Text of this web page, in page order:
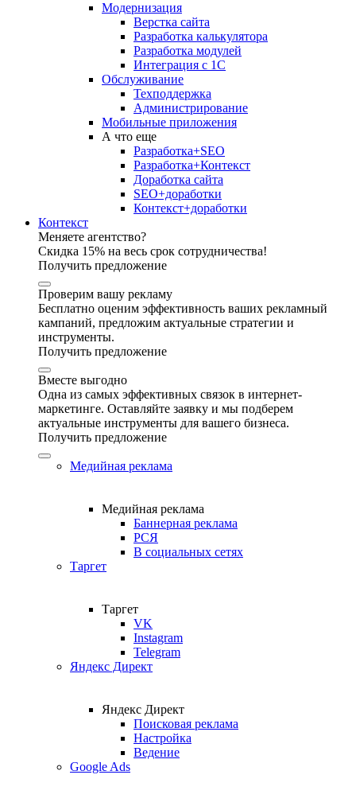
Модернизация
Верстка сайта
Разработка калькулятора
Разработка модулей
Интеграция с 1С
Обслуживание
Техподдержка
Администрирование
Мобильные приложения
А что еще
Разработка+SEO
Разработка+Контекст
Доработка сайта
SEO+доработки
Контекст+доработки
Контекст
Меняете агентство?
Скидка 15% на весь срок сотрудничества!
Получить предложение
Проверим вашу рекламу
Бесплатно оценим эффективность ваших рекламный
кампаний, предложим актуальные стратегии и
инструменты.
Получить предложение
Вместе выгодно
Одна из самых эффективных связок в интернет-
маркетинге. Оставляйте заявку и мы подберем
актуальные инструменты для вашего бизнеса.
Получить предложение
Медийная реклама
Медийная реклама
Баннерная реклама
РСЯ
В социальных сетях
Таргет
Таргет
VK
Instagram
Telegram
Яндекс Директ
Яндекс Директ
Поисковая реклама
Настройка
Ведение
Google Ads